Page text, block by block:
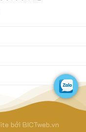
bởi BICTweb.vn